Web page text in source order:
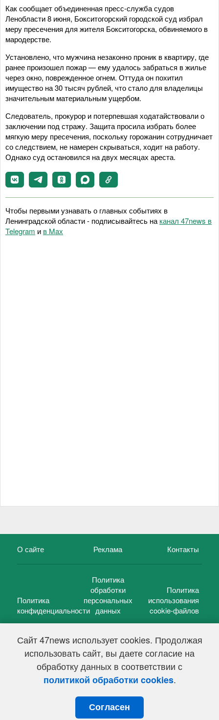
Сайт 47news использует cookies. Продолжая
использовать сайт, вы даете согласие на
обработку данных в соответствии с
политикой обработки cookies.
Согласен
Как сообщает объединенная пресс-служба судов
Ленобласти 8 июня, Бокситогорский городской суд избрал
меру пресечения для жителя Бокситогорска, обвиняемого в
мародерстве.
Установлено, что мужчина незаконно проник в квартиру, где
ранее произошел пожар — ему удалось забраться в жилье
через окно, поврежденное огнем. Оттуда он похитил
имущество на 30 тысяч рублей, что стало для владелицы
значительным материальным ущербом.
Следователь, прокурор и потерпевшая ходатайствовали о
заключении под стражу. Защита просила избрать более
мягкую меру пресечения, поскольку горожанин сотрудничает
со следствием, не намерен скрываться, ходит на работу.
Однако суд остановился на двух месяцах ареста.
Чтобы первыми узнавать о главных событиях в
Ленинградской области - подписывайтесь на канал 47news в
Telegram и в Maх
О сайте Реклама Контакты
Политика
конфиденциальности
Политика
обработки
персональных
данных
Политика
использования
cookie-файлов
47 новостей (47 news)2005 — 2026 г.
Свидетельство о регистрации СМИ Эл № ФС 77-39848, выдано
Федеральной службой по надзору в сфере связи,
информационных технологий и массовых коммуникаций